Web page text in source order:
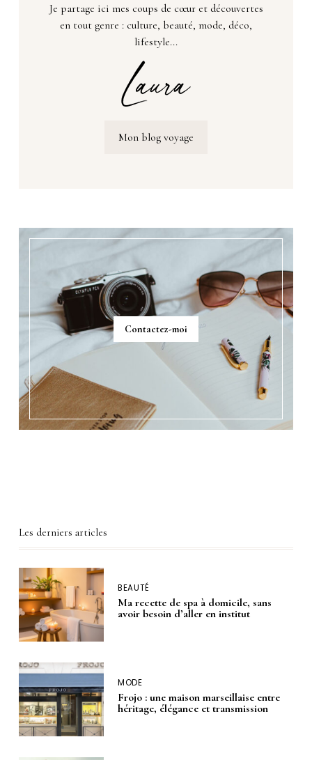
Je partage ici mes coups de cœur et découvertes
en tout genre : culture, beauté, mode, déco,
lifestyle...
Mon blog voyage
Contactez-moi
Les derniers articles
BEAUTÉ
Ma recette de spa à domicile, sans
avoir besoin d’aller en institut
MODE
Frojo : une maison marseillaise entre
héritage, élégance et transmission